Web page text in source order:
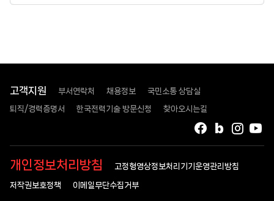
고객지원 부서연락처 채용정보 국민소통 상담실
퇴직/경력증명서 한국전력기술 방문신청 찾아오시는길
인스
블로그
페이스북
개인정보처리방침 고정형영상정보처리기기운영관리방침
저작권보호정책 이메일무단수집거부